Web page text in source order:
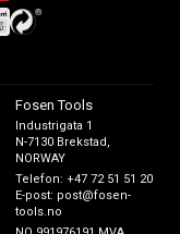
Fosen Tools
Industrigata 1
N-7130 Brekstad,
NORWAY
Telefon:+47 72 51 51 20
E-post: post@fosen-
tools.no